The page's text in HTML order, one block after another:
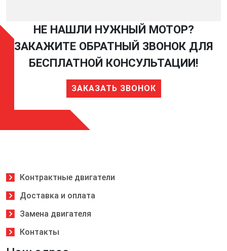
НЕ НАШЛИ НУЖНЫЙ МОТОР?
ЗАКАЖИТЕ ОБРАТНЫЙ ЗВОНОК ДЛЯ
БЕСПЛАТНОЙ КОНСУЛЬТАЦИИ!
ЗАКАЗАТЬ ЗВОНОК
Контрактные двигатели
Доставка и оплата
Замена двигателя
Контакты